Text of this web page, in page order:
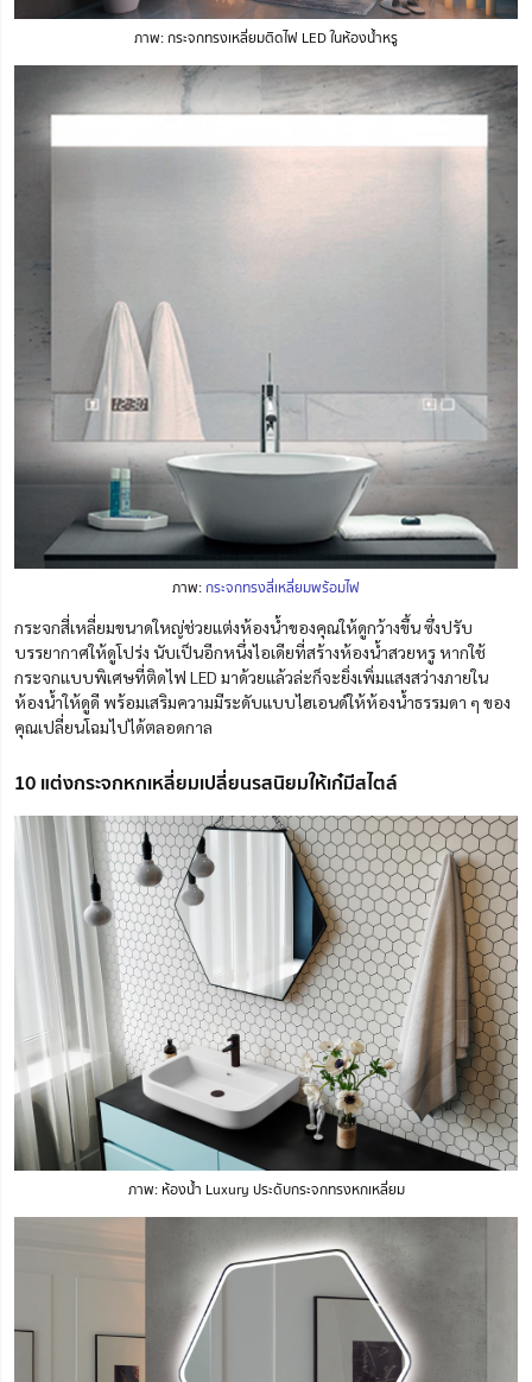
ภาพ: กระจกทรงเหลี่ยมติดไฟ LED ในห้องน้ำหรู
ภาพ:กระจกทรงสี่เหลี่ยมพร้อมไฟ
กระจกสี่เหลี่ยมขนาดใหญ่ช่วยแต่งห้องน้ำของคุณให้ดูกว้างขึ้น ซึ่งปรับ
บรรยากาศให้ดูโปร่ง นับเป็นอีกหนึ่งไอเดียที่สร้างห้องน้ำสวยหรู หากใช้
กระจกแบบพิเศษที่ติดไฟ LED มาด้วยแล้วล่ะก็จะยิ่งเพิ่มแสงสว่างภายใน
ห้องน้ำให้ดูดี พร้อมเสริมความมีระดับแบบไฮเอนด์ให้ห้องน้ำธรรมดา ๆ ของ
คุณเปลี่ยนโฉมไปได้ตลอดกาล
10 แต่งกระจกหกเหลี่ยมเปลี่ยนรสนิยมให้เก๋มีสไตล์
ภาพ: ห้องน้ำ Luxury ประดับกระจกทรงหกเหลี่ยม